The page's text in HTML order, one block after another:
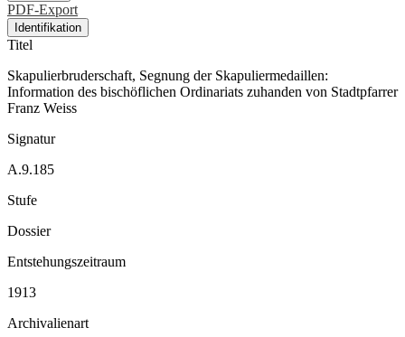
PDF-Export
Identifikation
Titel
Skapulierbruderschaft, Segnung der Skapuliermedaillen:
Information des bischöflichen Ordinariats zuhanden von Stadtpfarrer
Franz Weiss
Signatur
A.9.185
Stufe
Dossier
Entstehungszeitraum
1913
Archivalienart